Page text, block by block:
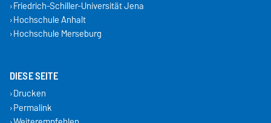
Friedrich-Schiller-Universität Jena
Hochschule Anhalt
Hochschule Merseburg
DIESE SEITE
Drucken
Permalink